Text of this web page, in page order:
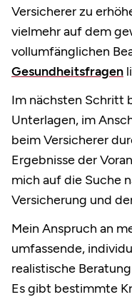
Versicherer zu
vielmehr auf dem
vollumfänglichen
Gesundheitsfragen
Im nächsten Schritt
Unterlagen, im
beim Versicherer
Ergebnisse der
mich auf die Suche
Versicherung und
Mein Anspruch an
umfassende,
realistische
Es gibt bestimmte